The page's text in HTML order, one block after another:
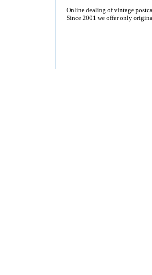
Online dealing of vintage
Since 2001 we offer only